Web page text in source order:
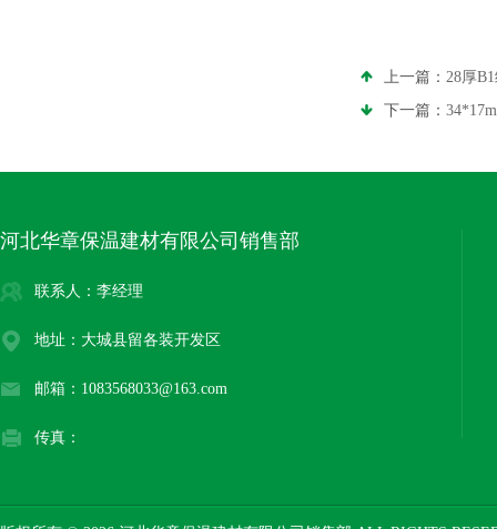
上一篇： 28厚
下一篇：
河北华章保温建材有限公司销售部
联系人：李经理
地址：大城县留各装开发区
邮箱：1083568033@163.com
传真：